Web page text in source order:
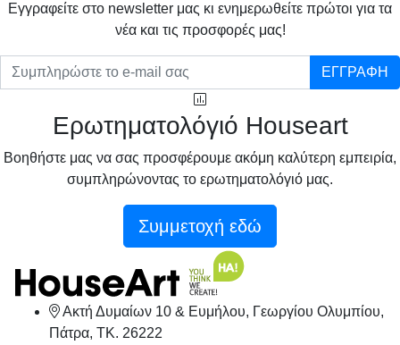
Eγγραφείτε στο newsletter μας κι ενημερωθείτε πρώτοι για τα
νέα και τις προσφορές μας!
ΕΓΓΡΑΦΗ
Ερωτηματολόγιό Houseart
Βοηθήστε μας να σας προσφέρουμε ακόμη καλύτερη εμπειρία,
συμπληρώνοντας το ερωτηματολόγιό μας.
Συμμετοχή εδώ
Ακτή Δυμαίων 10 & Ευμήλου, Γεωργίου Ολυμπίου,
Πάτρα, TK. 26222